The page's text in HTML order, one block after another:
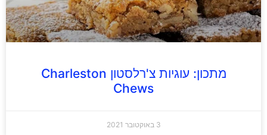
מתכון: עוגיות צ'רלסטון Charleston
Chews
3 באוקטובר 2021